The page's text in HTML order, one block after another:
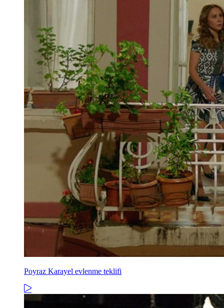
Poyraz Karayel evlenme teklifi